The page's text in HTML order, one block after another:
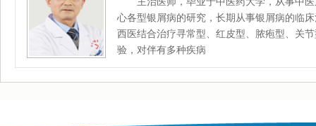
心各型银屑病的研究，长期从事银屑病的临
西医结合治疗寻常型、红皮型、脓疱型、关
验，对伴有多种疾病